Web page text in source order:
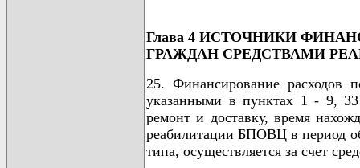
Глава 4 ИСТОЧНИКИ
ГРАЖДАН СРЕДСТВАМИ
25. Финансирование расходов
указанными в пунктах 1 - 9, 33
ремонт и доставку, время
реабилитации БПОВЦ в период
типа, осуществляется за счет